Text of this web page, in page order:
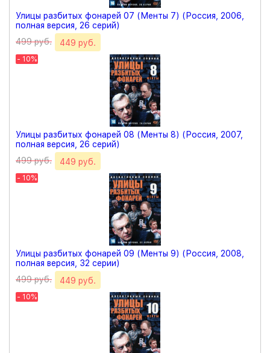
Улицы разбитых фонарей 07 (Менты 7) (Россия, 2006,
полная версия, 26 серий)
499 руб.
449 руб.
- 10%
Улицы разбитых фонарей 08 (Менты 8) (Россия, 2007,
полная версия, 26 серий)
499 руб.
449 руб.
- 10%
Улицы разбитых фонарей 09 (Менты 9) (Россия, 2008,
полная версия, 32 серии)
499 руб.
449 руб.
- 10%